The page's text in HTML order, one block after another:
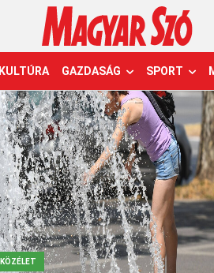
KULTÚRA GAZDASÁG SPORT
KÖZÉLET